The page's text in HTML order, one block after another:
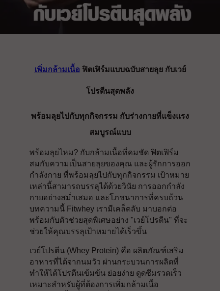
เพิ่มกล้ามเนื้อ ฟิตเฟิร์มแบบฉบับสายลุย กับเวย์
โปรตีนสุดพลัง
พร้อมลุยไปกับทุกกิจกรรม กับร่างกายที่แข็งแรง
สมบูรณ์แบบ
พร้อมลุยไหม? กับกล้ามเนื้อที่คมชัด ฟิตเฟิร์ม
สมกับความเป็นสายลุยของคุณ และผู้รักการออก
กำลังกาย ที่พร้อมลุยไปกับทุกกิจกรรม เป้าหมาย
เหล่านี้สามารถบรรลุได้ด้วยวินัย การออกกำลัง
กายอย่างสม่ำเสมอ และโภชนาการที่ครบถ้วน
บทความนี้ Fitwhey เรามีเคล็ดลับ มาบอกต่อ
พร้อมกับตัวช่วยสุดพิเศษอย่าง "เวย์โปรตีน" ที่จะ
ช่วยให้คุณบรรลุเป้าหมายได้เร็วขึ้น
เวย์โปรตีน (Whey Protein) คือ ผลิตภัณฑ์เสริม
อาหารที่ได้จากนมวัว ผ่านกระบวนการผลิตที่
ทำให้ได้โปรตีนเข้มข้น ย่อยง่าย ดูดซึมรวดเร็ว
เหมาะสำหรับผู้ที่ต้องการเพิ่มกล้ามเนื้อ